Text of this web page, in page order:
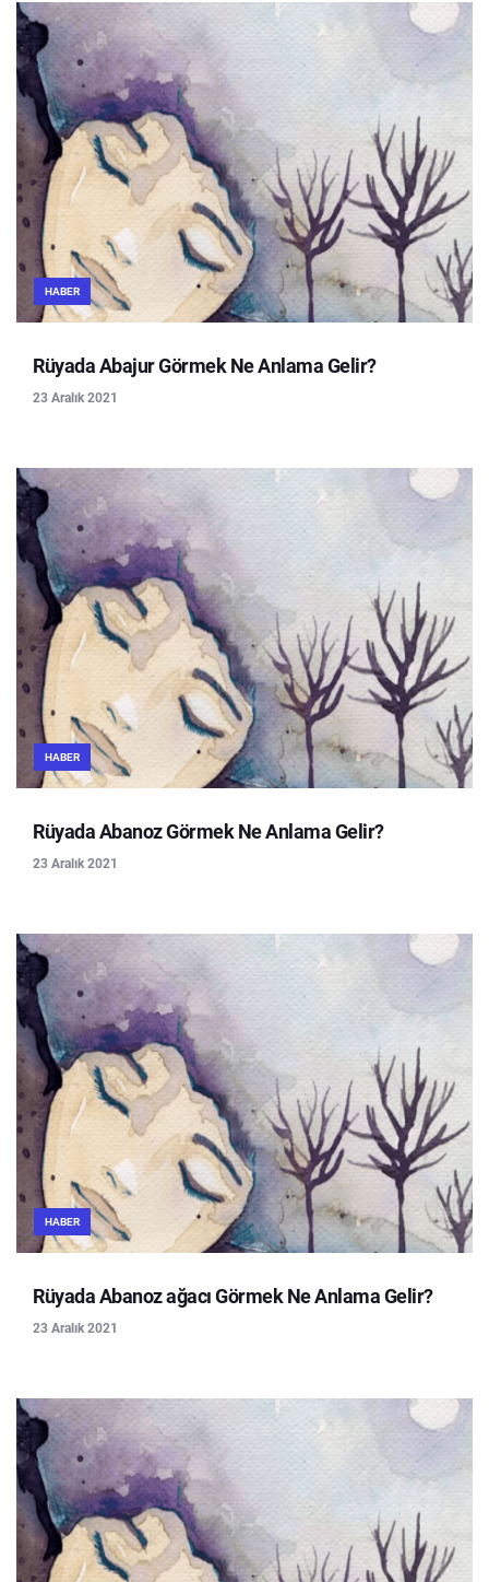
HABER
Rüyada Abajur Görmek Ne Anlama Gelir?
23 Aralık 2021
HABER
Rüyada Abanoz Görmek Ne Anlama Gelir?
23 Aralık 2021
HABER
Rüyada Abanoz ağacı Görmek Ne Anlama Gelir?
23 Aralık 2021